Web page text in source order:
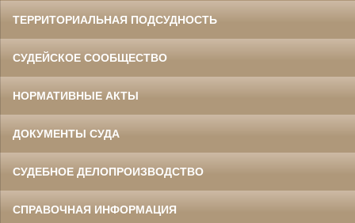
ТЕРРИТОРИАЛЬНАЯ ПОДСУДНОСТЬ
СУДЕЙСКОЕ СООБЩЕСТВО
НОРМАТИВНЫЕ АКТЫ
ДОКУМЕНТЫ СУДА
СУДЕБНОЕ ДЕЛОПРОИЗВОДСТВО
СПРАВОЧНАЯ ИНФОРМАЦИЯ